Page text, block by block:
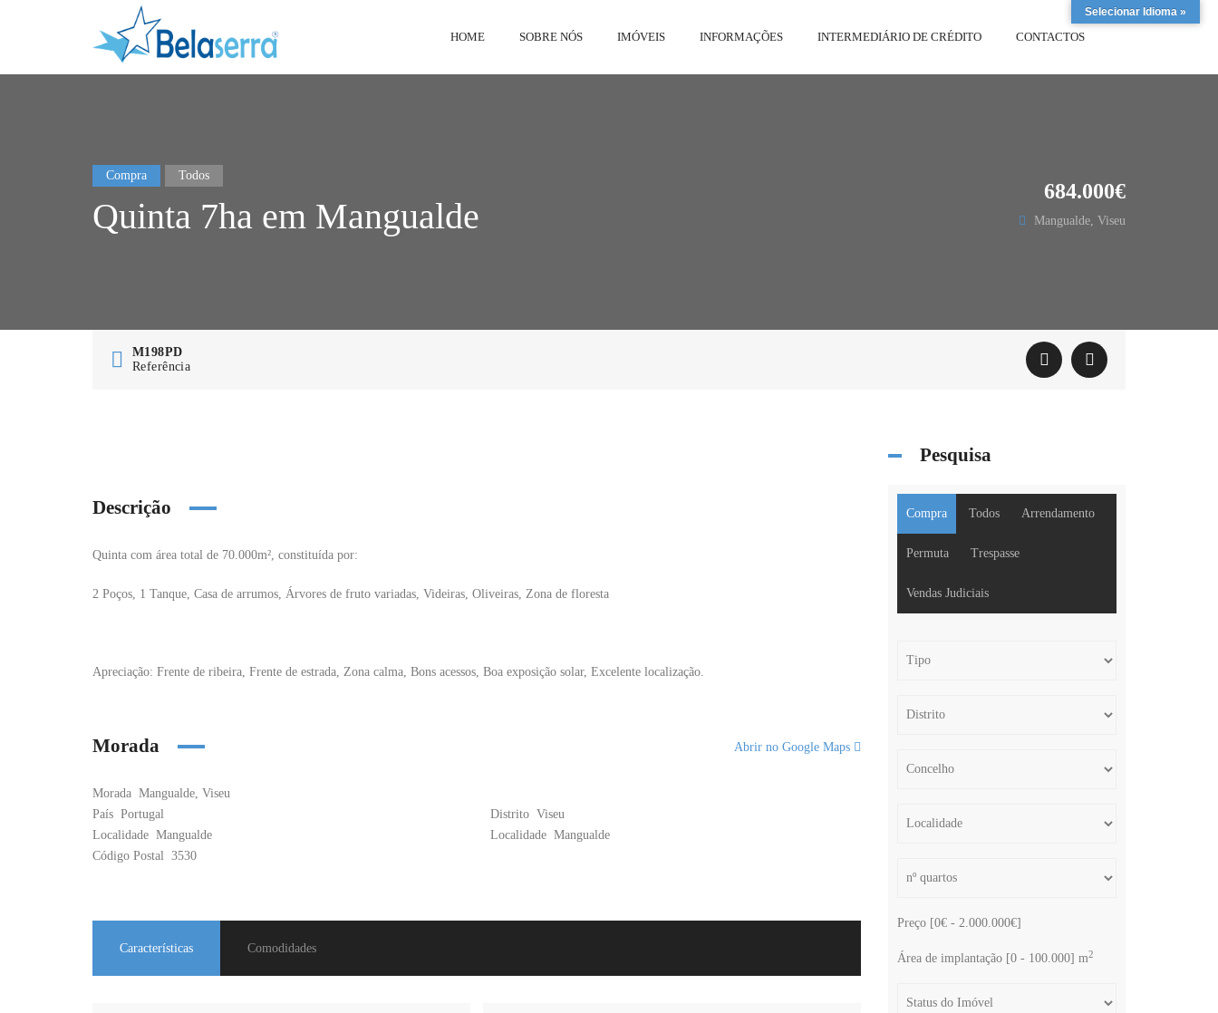
HOME SOBRE NÓS IMÓVEIS INFORMAÇÕES INTERMEDIÁRIO DE CRÉDITO CONTACTOS
Compra Todos
Quinta 7ha em Mangualde
684.000€
Mangualde, Viseu
M198PD
Referência
Descrição
Quinta com área total de 70.000m², constituída por:
2 Poços, 1 Tanque, Casa de arrumos, Árvores de fruto variadas, Videiras, Oliveiras, Zona de floresta
Apreciação: Frente de ribeira, Frente de estrada, Zona calma, Bons acessos, Boa exposição solar, Excelente localização.
Morada
Morada Mangualde, Viseu
País Portugal Distrito Viseu
Localidade Mangualde Localidade Mangualde
Código Postal 3530
Abrir no Google Maps
Características Comodidades
Pesquisa
Compra Todos Arrendamento
Permuta Trespasse
Vendas Judiciais
Preço [0€- 2.000.000€]
Área de implantação [0- 100.000] m2
Selecionar Idioma »